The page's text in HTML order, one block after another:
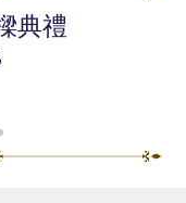
典禮